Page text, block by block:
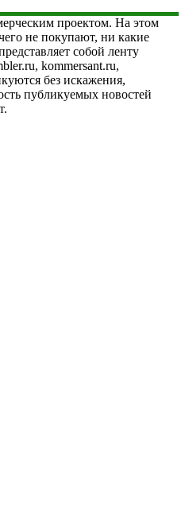
проектом. На этом
не покупают, ни какие
собой ленту
kommersant.ru,
без искажения,
публикуемых новостей